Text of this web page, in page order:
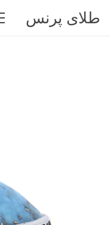
طلای پرنس